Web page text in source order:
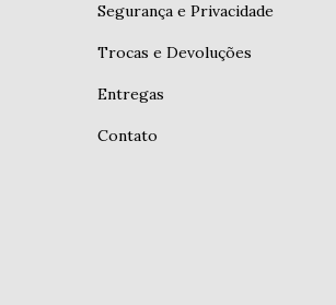
Segurança e Privacidade
Trocas e Devoluções
Entregas
Contato